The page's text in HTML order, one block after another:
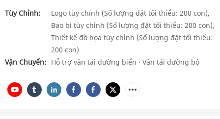
Tùy Chỉnh:
Logo tùy chỉnh (Số lượng đặt tối thiểu: 200 con),
Bao bì tùy chỉnh (Số lượng đặt tối thiểu: 200 con),
Thiết kế đồ họa tùy chỉnh (Số lượng đặt tối thiểu:
200 con)
Vận Chuyển: Hỗ trợ vận tải đường biển · Vận tải đường bộ